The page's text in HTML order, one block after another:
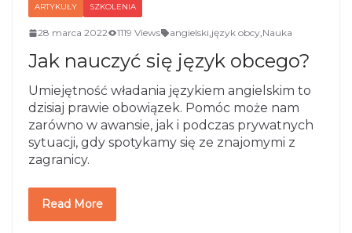
ARTYKUŁY SZKOLENIA
28 marca 2022 1119 Views angielski,język obcy,Nauka
Jak nauczyć się język obcego?
Umiejętność władania językiem angielskim to
dzisiaj prawie obowiązek. Pomóc może nam
zarówno w awansie, jak i podczas prywatnych
sytuacji, gdy spotykamy się ze znajomymi z
zagranicy.
Read More